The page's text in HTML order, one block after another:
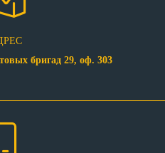
бригад 29, оф. 303